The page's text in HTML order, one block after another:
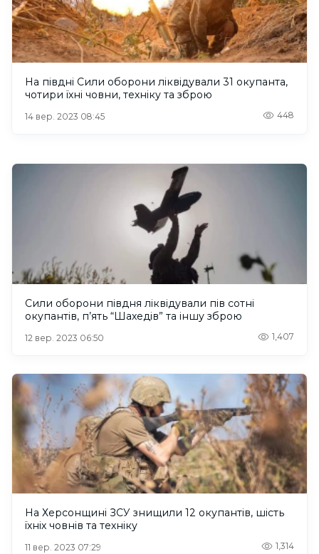
На півдні Сили оборони ліквідували 31 окупанта,
чотири їхні човни, техніку та зброю
14 вер. 2023 08:45 448
Сили оборони півдня ліквідували пів сотні
окупантів, п’ять “Шахедів” та іншу зброю
12 вер. 2023 06:50 1,407
На Херсонщині ЗСУ знищили 12 окупантів, шість
їхніх човнів та техніку
11 вер. 2023 07:29 1,314